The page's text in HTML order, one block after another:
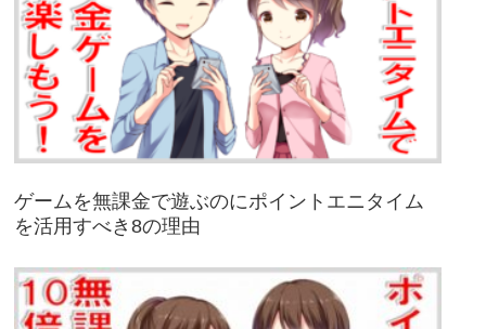
ゲームを無課金で遊ぶのにポイントエニタイム
を活用すべき8の理由